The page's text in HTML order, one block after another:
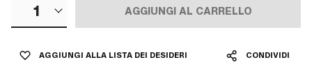
1 AGGIUNGI AL CARRELLO
AGGIUNGI ALLA LISTA DEI DESIDERI CONDIVIDI